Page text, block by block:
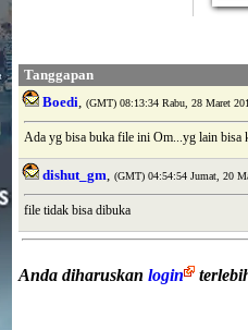
Tanggapan
Boedi, (GMT) 08:13:34 Rabu, 28 Maret
Ada yg bisa buka file ini Om...yg lain bisa
dishut_gm, (GMT) 04:54:54 Jumat, 20
file tidak bisa dibuka
Anda diharuskan login